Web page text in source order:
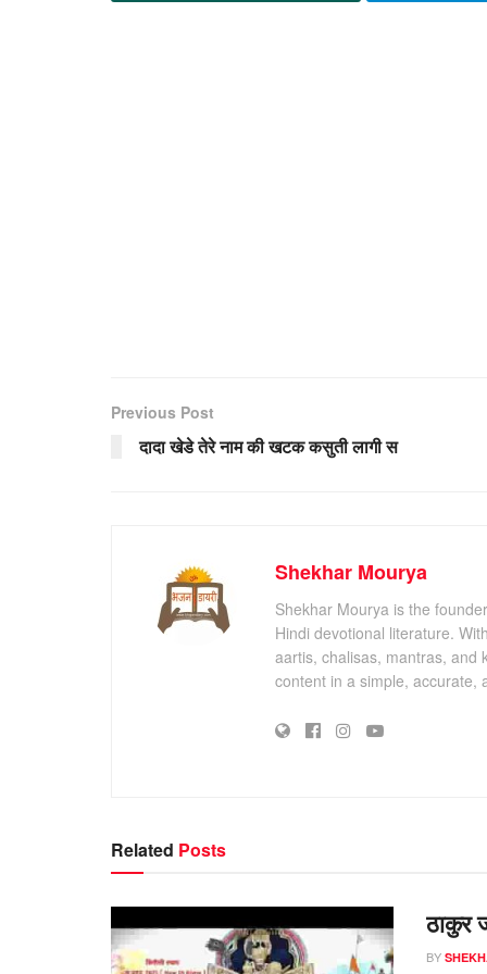
Previous Post
दादा खेडे तेरे नाम की खटक कसुती लागी स
Shekhar Mourya
Shekhar Mourya is the
Hindi devotional literature.
aartis, chalisas, mantras, and
content in a simple, accurate,
Related Posts
ठाकुर
BY